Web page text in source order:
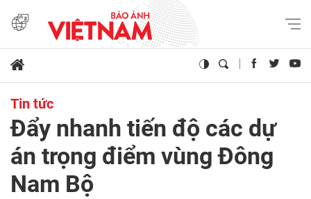
Tin tức
Đẩy nhanh tiến độ các dự
án trọng điểm vùng Đông
Nam Bộ